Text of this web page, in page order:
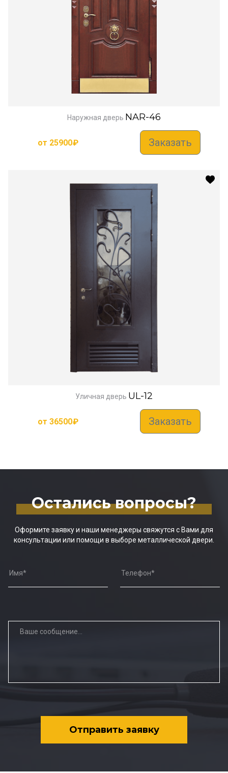
Наружная дверь NAR-46
от 25900₽ Заказать
Уличная дверь UL-12
от 36500₽ Заказать
Остались вопросы?
Оформите заявку и наши менеджеры свяжутся с Вами для
консультации или помощи в выборе металлической двери.
Отправить заявку